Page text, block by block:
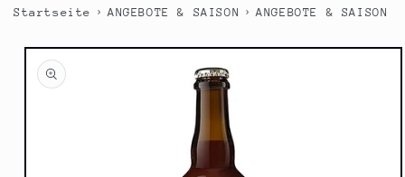
Startseite › ANGEBOTE & SAISON › ANGEBOTE & SAISON